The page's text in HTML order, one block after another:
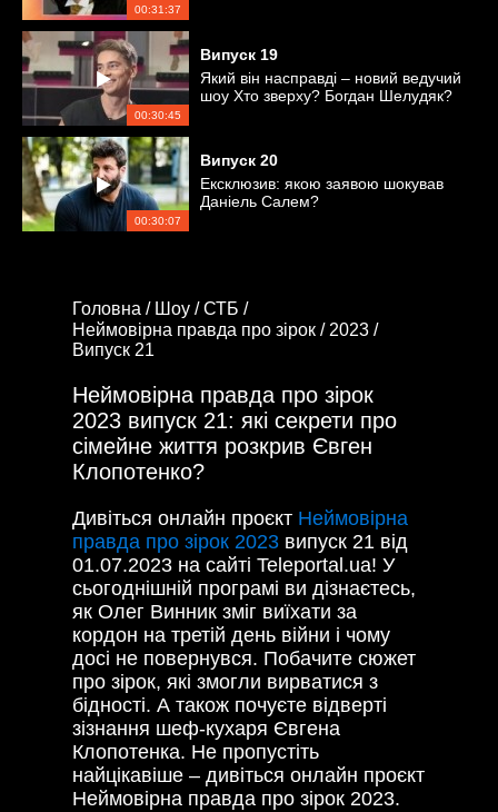
00:31:37
00:30:45
Випуск 19
Який він насправді – новий ведучий
шоу Хто зверху? Богдан Шелудяк?
00:30:07
Випуск 20
Ексклюзив: якою заявою шокував
Даніель Салем?
Головна / Шоу /СТБ /
Неймовірна правда про зірок / 2023 /
Випуск 21
Неймовірна правда про зірок
2023 випуск 21: які секрети про
сімейне життя розкрив Євген
Клопотенко?
Дивіться онлайн проєкт Неймовірна
правда про зірок 2023 випуск 21 від
01.07.2023 на сайті Teleportal.ua! У
сьогоднішній програмі ви дізнаєтесь,
як Олег Винник зміг виїхати за
кордон на третій день війни і чому
досі не повернувся. Побачите сюжет
про зірок, які змогли вирватися з
бідності. А також почуєте відверті
зізнання шеф-кухаря Євгена
Клопотенка. Не пропустіть
найцікавіше – дивіться онлайн проєкт
Неймовірна правда про зірок 2023.